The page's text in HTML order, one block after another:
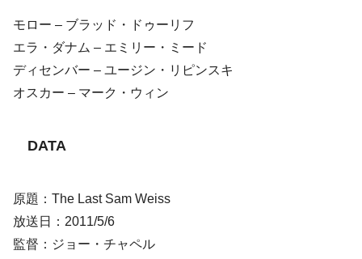
モロー – ブラッド・ドゥーリフ
エラ・ダナム – エミリー・ミード
ディセンバー – ユージン・リピンスキ
オスカー – マーク・ウィン
DATA
原題：The Last Sam Weiss
放送日：2011/5/6
監督：ジョー・チャペル